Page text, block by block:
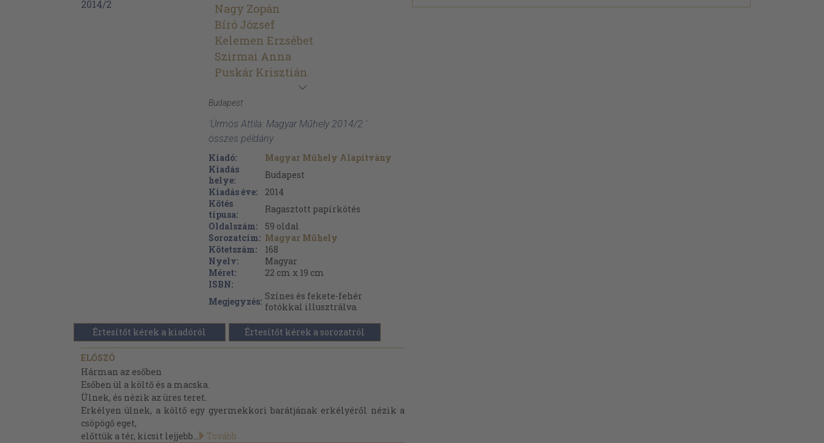
Nagy Zopán
Bíró József
Kelemen Erzsébet
Szirmai Anna
Puskár Krisztián
Budapest
'Ürmös Attila: Magyar Műhely 2014/2 '
összes példány
Kiadó:
Magyar Műhely Alapítvány
Kiadás
helye:
Budapest
Kiadás éve:
2014
Kötés
típusa:
Ragasztott papírkötés
Oldalszám:
59 oldal
Sorozatcím: Magyar Műhely
Kötetszám:
168
Nyelv:
Magyar
Méret:
22 cm x 19 cm
ISBN:
Megjegyzés: Színes és fekete-fehér
fotókkal illusztrálva.
Értesítőt kérek a kiadóról Értesítőt kérek a sorozatról
ELŐSZÓ
Hárman az esőben
Esőben ül a költő és a macska.
Ülnek, és nézik az üres teret.
Erkélyen ülnek, a költő egy gyermekkori barátjának erkélyéről nézik a
csöpögő eget,
előttük a tér, kicsit lejjebb...
Tovább